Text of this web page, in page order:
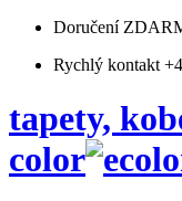
Doručení
Rychlý kontakt
tapety,
color